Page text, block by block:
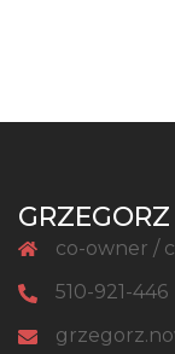
co-owner /
510-921-446